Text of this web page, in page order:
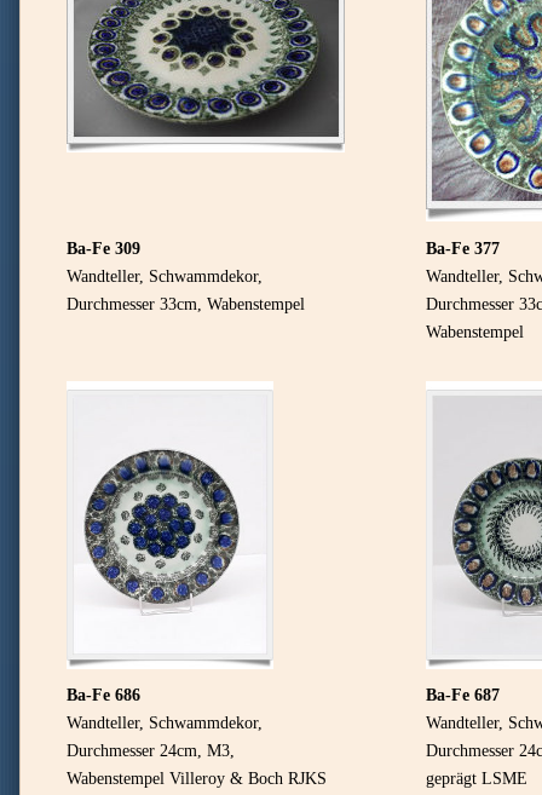
Ba-Fe 309
Wandteller, Schwammdekor,
Durchmesser 33cm, Wabenstempel
Ba-Fe 377
Wandteller,
Durchmesser
Wabenstempel
Ba-Fe 686
Wandteller, Schwammdekor,
Durchmesser 24cm, M3,
Wabenstempel Villeroy & Boch RJKS
Ba-Fe 687
Wandteller,
Durchmesser
geprägt LSME